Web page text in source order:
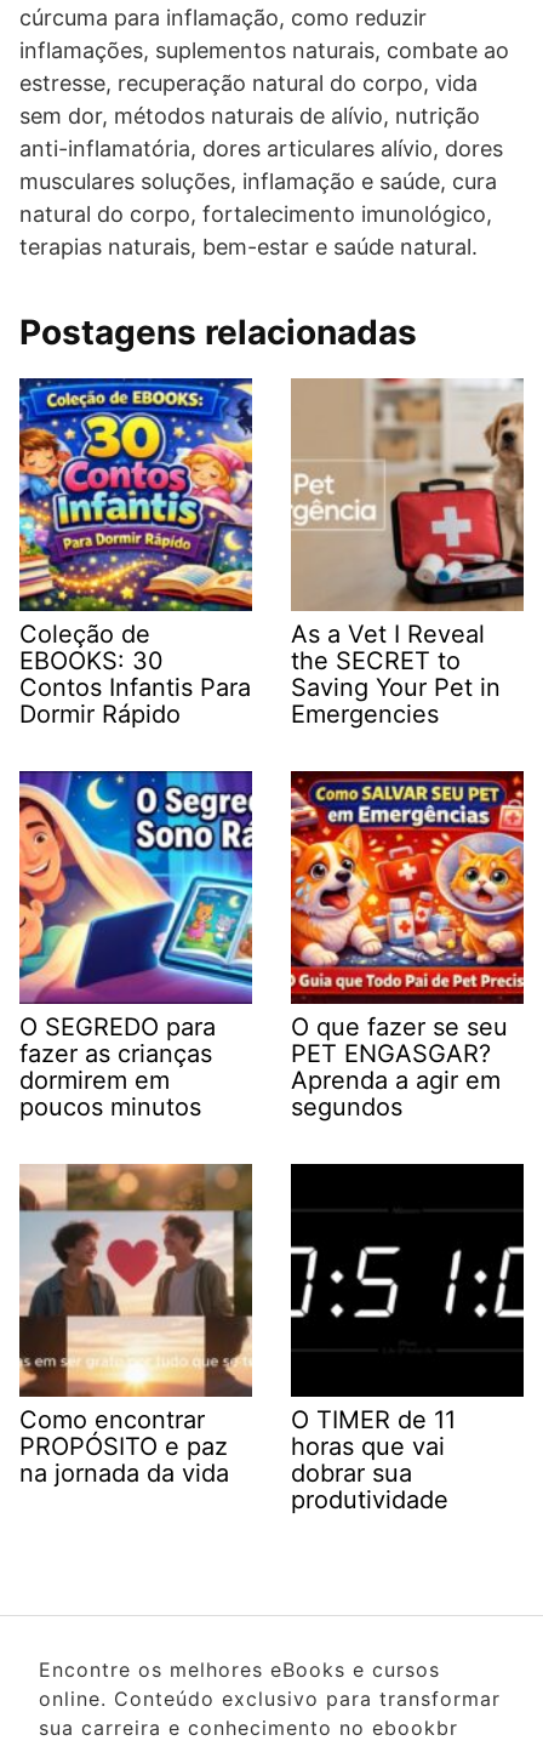
cúrcuma para inflamação, como reduzir
inflamações, suplementos naturais, combate ao
estresse, recuperação natural do corpo, vida
sem dor, métodos naturais de alívio, nutrição
anti-inflamatória, dores articulares alívio, dores
musculares soluções, inflamação e saúde, cura
natural do corpo, fortalecimento imunológico,
terapias naturais, bem-estar e saúde natural.
Postagens relacionadas
Coleção de
EBOOKS: 30
Contos Infantis Para
Dormir Rápido
As a Vet I Reveal
the SECRET to
Saving Your Pet in
Emergencies
O SEGREDO para
fazer as crianças
dormirem em
poucos minutos
O que fazer se seu
PET ENGASGAR?
Aprenda a agir em
segundos
Como encontrar
PROPÓSITO e paz
na jornada da vida
O TIMER de 11
horas que vai
dobrar sua
produtividade
Encontre os melhores eBooks e cursos
online. Conteúdo exclusivo para transformar
sua carreira e conhecimento no ebookbr